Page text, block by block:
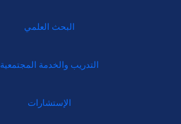
البحث العلمي
التدريب والخدمة المجتمعية
الإستشارات